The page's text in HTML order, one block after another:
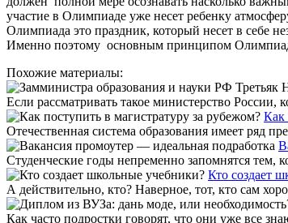
участие в Олимпиаде уже несет ребенку
Олимпиада это праздник, который несет в себе
Именно поэтому основным принципом Олимпиады
Похожие материалы:
Если рассматривать такое министерство России,
Как
Отечественная система образования имеет ряд
Студенческие годы непременно запомнятся тем,
Кто создает
А действительно, кто? Наверное, тот, кто сам
Как часто подростки говорят, что они уже все